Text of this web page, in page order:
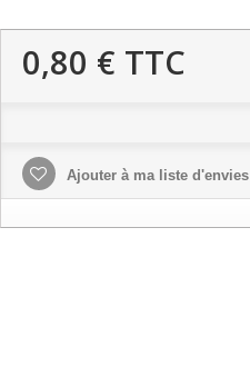
0,80 € TTC
Ajouter à ma liste d'envies